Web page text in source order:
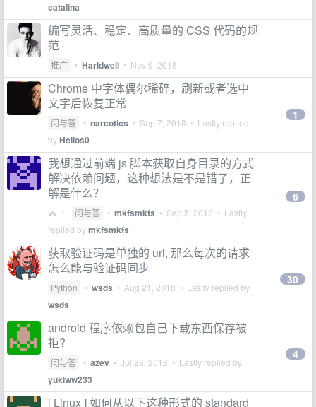
catalina
编写灵活、稳定、高质量的 CSS 代码的规
范
推广 • Harldwell • Nov 9, 2018
Chrome 中字体偶尔稀碎，刷新或者选中
文字后恢复正常
问与答 • narcotics • Sep 7, 2018 • Lastly replied
byHelios0
1
我想通过前端 js 脚本获取自身目录的方式
解决依赖问题，这种想法是不是错了，正
解是什么？
1 问与答 • mkfsmkfs • Sep 5, 2018 • Lastly
replied bymkfsmkfs
6
获取验证码是单独的 url, 那么每次的请求
怎么能与验证码同步
Python • wsds • Aug 21, 2018 • Lastly replied by
wsds
30
android 程序依赖包自己下载东西保存被
拒?
问与答 • azev • Jul 23, 2018 • Lastly replied by
yukiww233
4
[ Linux ] 如何从以下这种形式的 standard